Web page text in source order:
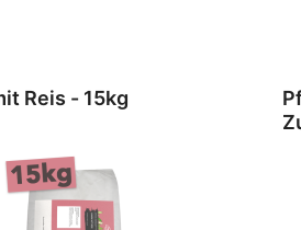
Hundefutter
Lamm mit Reis - 15kg